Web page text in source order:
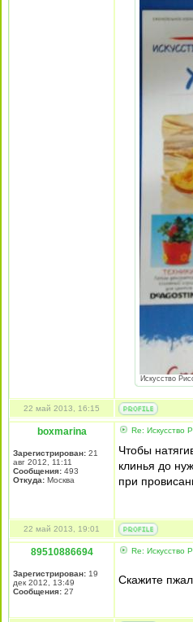
Искусство
22 май 2013, 16:15
boxmarina
Зарегистрирован: 21
авг 2012, 11:11
Сообщения: 493
Откуда: Москва
Re: Искусство
Чтобы
клинья до
при
22 май 2013, 19:01
89510886694
Зарегистрирован: 19
дек 2012, 13:49
Сообщения: 27
Re: Искусство
Скажите